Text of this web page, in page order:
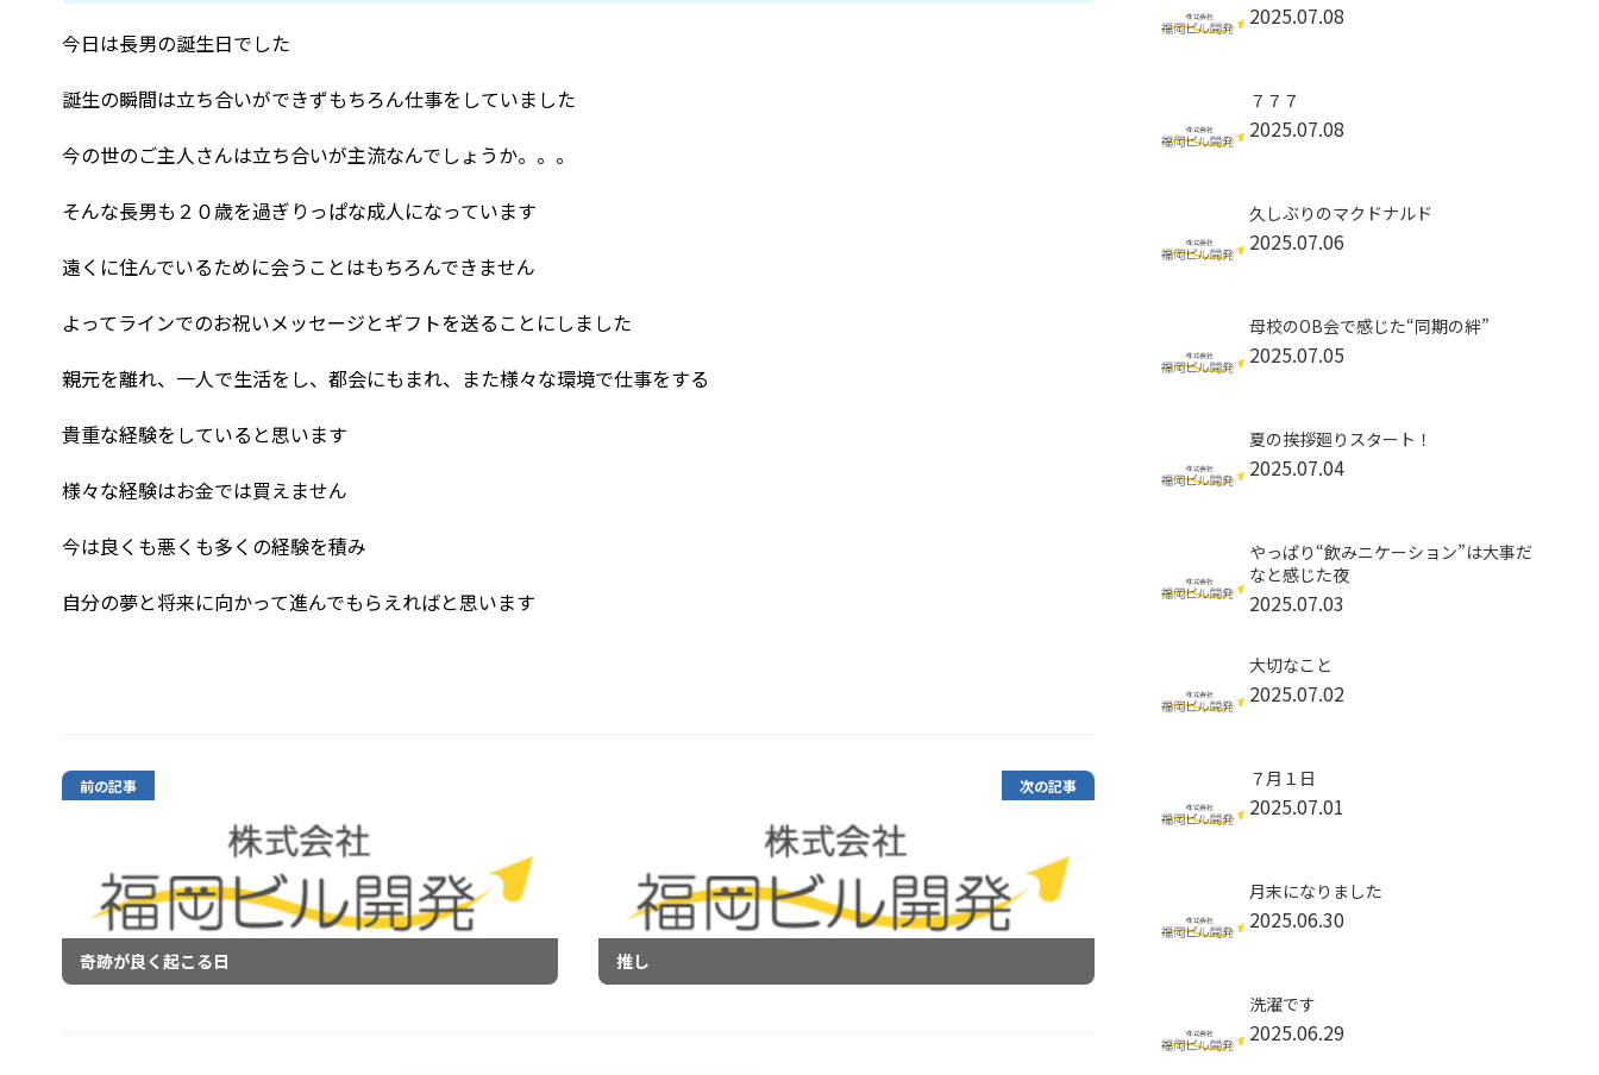
今日は長男の誕生日でした
誕生の瞬間は立ち合いができずもちろん仕事をしていました
今の世のご主人さんは立ち合いが主流なんでしょうか。。。
そんな長男も２０歳を過ぎりっぱな成人になっています
遠くに住んでいるために会うことはもちろんできません
よってラインでのお祝いメッセージとギフトを送ることにしました
親元を離れ、一人で生活をし、都会にもまれ、また様々な環境で仕事をする
貴重な経験をしていると思います
様々な経験はお金では買えません
今は良くも悪くも多くの経験を積み
自分の夢と将来に向かって進んでもらえればと思います
前の記事
奇跡が良く起こる日
次の記事
推し
2025.07.08
７７７
2025.07.08
久しぶりのマクドナルド
2025.07.06
母校のOB会で感じた“同期の絆”
2025.07.05
夏の挨拶廻りスタート！
2025.07.04
やっぱり“飲みニケーション”は大事だ
なと感じた夜
2025.07.03
大切なこと
2025.07.02
７月１日
2025.07.01
月末になりました
2025.06.30
洗濯です
2025.06.29